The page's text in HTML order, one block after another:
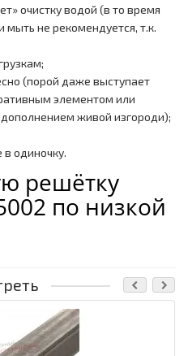
очистку водой (в то время
мыть не рекомендуется, т.к.
(порой даже выступает
элементом или
живой изгороди);
одиночку.
решётку
по низкой